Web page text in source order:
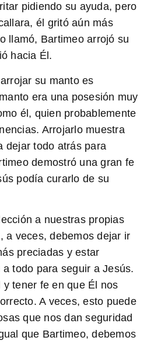
pidiendo su ayuda, pero
él gritó aún más
llamó, Bartimeo arrojó su
hacia Él.
su manto es
era una posesión muy
él, quien probablemente
Arrojarlo muestra
dejar todo atrás para
demostró una gran fe
podía curarlo de su
a nuestras propias
a veces, debemos dejar ir
preciadas y estar
todo para seguir a Jesús.
tener fe en que Él nos
A veces, esto puede
que nos dan seguridad
que Bartimeo, debemos